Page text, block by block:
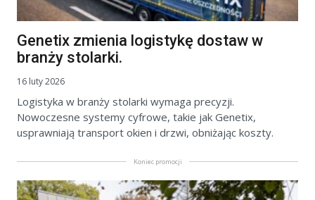
Genetix zmienia logistykę dostaw w
branży stolarki.
16 luty 2026
Logistyka w branży stolarki wymaga precyzji.
Nowoczesne systemy cyfrowe, takie jak Genetix,
usprawniają transport okien i drzwi, obniżając koszty.
Koniec promocji